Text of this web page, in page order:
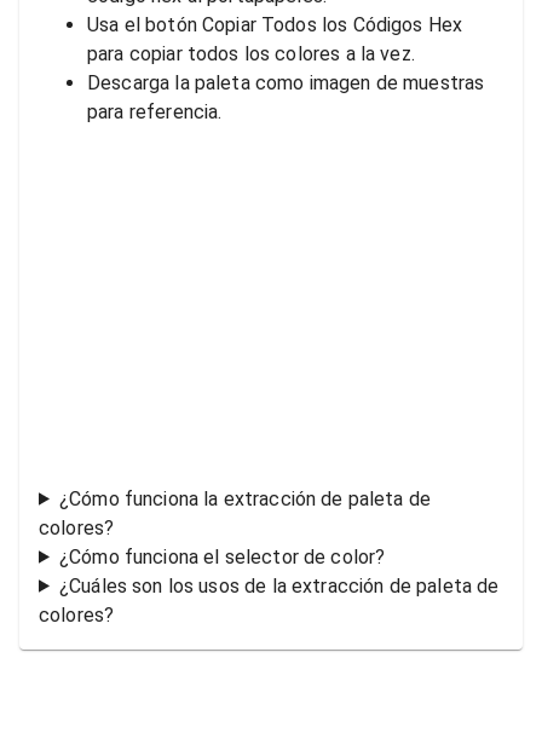
Usa el botón Copiar Todos los Códigos Hex
para copiar todos los colores a la vez.
Descarga la paleta como imagen de muestras
para referencia.
¿Cómo funciona la extracción de paleta de
colores?
¿Cómo funciona el selector de color?
¿Cuáles son los usos de la extracción de paleta de
colores?